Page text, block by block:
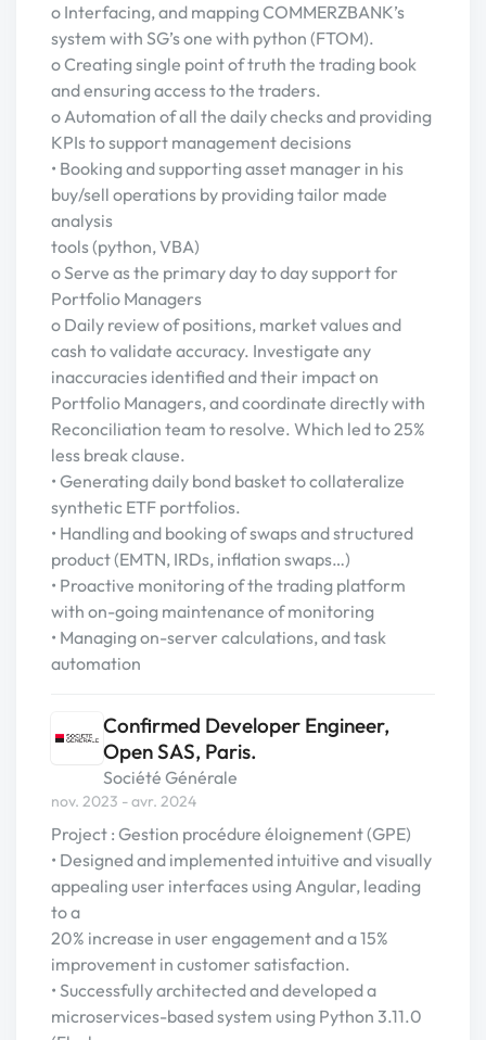
o Interfacing, and mapping COMMERZBANK’s
system with SG’s one with python (FTOM).
o Creating single point of truth the trading book
and ensuring access to the traders.
o Automation of all the daily checks and providing
KPIs to support management decisions
• Booking and supporting asset manager in his
buy/sell operations by providing tailor made
analysis
tools (python, VBA)
o Serve as the primary day to day support for
Portfolio Managers
o Daily review of positions, market values and
cash to validate accuracy. Investigate any
inaccuracies identified and their impact on
Portfolio Managers, and coordinate directly with
Reconciliation team to resolve. Which led to 25%
less break clause.
• Generating daily bond basket to collateralize
synthetic ETF portfolios.
• Handling and booking of swaps and structured
product (EMTN, IRDs, inflation swaps…)
• Proactive monitoring of the trading platform
with on-going maintenance of monitoring
• Managing on-server calculations, and task
automation
Confirmed Developer Engineer,
Open SAS, Paris.
Société Générale
nov. 2023 - avr. 2024
Project : Gestion procédure éloignement (GPE)
• Designed and implemented intuitive and visually
appealing user interfaces using Angular, leading
to a
20% increase in user engagement and a 15%
improvement in customer satisfaction.
• Successfully architected and developed a
microservices-based system using Python 3.11.0